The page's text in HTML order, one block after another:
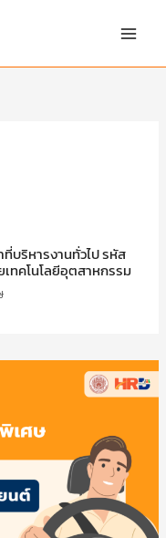
บริหารงานทั่วไป รหัส
ทคโนโลยีอุตสาหกรรม